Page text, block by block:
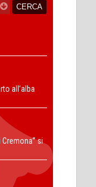
all’alba
Cremona” si